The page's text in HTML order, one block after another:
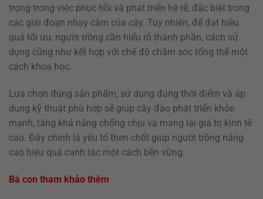
trọng trong việc phục hồi và phát triển hệ rễ, đặc biệt trong
các giai đoạn nhạy cảm của cây. Tuy nhiên, để đạt hiệu
quả tối ưu, người trồng cần hiểu rõ thành phần, cách sử
dụng cũng như kết hợp với chế độ chăm sóc tổng thể một
cách khoa học.
Lựa chọn đúng sản phẩm, sử dụng đúng thời điểm và áp
dụng kỹ thuật phù hợp sẽ giúp cây đào phát triển khỏe
mạnh, tăng khả năng chống chịu và mang lại giá trị kinh tế
cao. Đây chính là yếu tố then chốt giúp người trồng nâng
cao hiệu quả canh tác một cách bền vững.
Bà con tham khảo thêm